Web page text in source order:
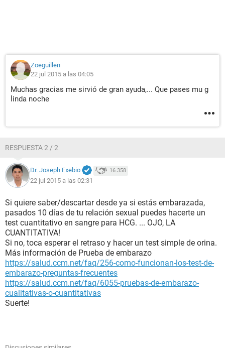
Zoeguillen
22 jul 2015 a las 04:05
Muchas gracias me sirvió de gran ayuda,... Que pases mu g
linda noche
RESPUESTA 2 / 2
Dr. Joseph Exebio 16.358
22 jul 2015 a las 02:31
Si quiere saber/descartar desde ya si estás embarazada,
pasados 10 días de tu relación sexual puedes hacerte un
test cuantitativo en sangre para HCG. ... OJO, LA
CUANTITATIVA!
Si no, toca esperar el retraso y hacer un test simple de orina.
Más información de Prueba de embarazo
https://salud.ccm.net/faq/256-como-funcionan-los-test-de-
embarazo-preguntas-frecuentes
https://salud.ccm.net/faq/6055-pruebas-de-embarazo-
cualitativas-o-cuantitativas
Suerte!